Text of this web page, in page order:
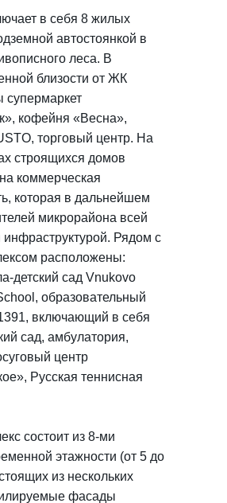
в себя 8 жилых
автостоянкой в
леса. В
близости от ЖК
супермаркет
кофейня «Весна»,
торговый центр. На
строящихся домов
коммерческая
которая в дальнейшем
микрорайона всей
Рядом с
расположены:
детский сад Vnukovo
образовательный
включающий в себя
сад, амбулатория,
центр
Русская теннисная
состоит из 8-ми
этажности (от 5 до
из нескольких
фасады